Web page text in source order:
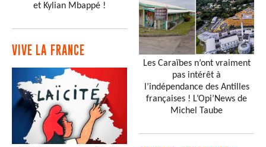
et Kylian Mbappé !
VIVE LA FRANCE
Les Caraïbes n’ont vraiment
pas intérêt à
l’indépendance des Antilles
françaises ! L’Opi’News de
Michel Taube